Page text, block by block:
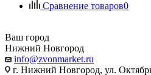
Сравнение товаров0
Ваш город
Нижний Новгород
info@zvonmarket.ru
г. Нижний Новгород, ул.